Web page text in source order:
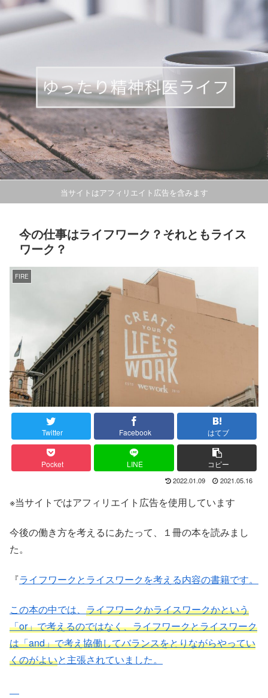
当サイトはアフィリエイト広告を含みます
今の仕事はライフワーク？それともライス
ワーク？
FIRE
Twitter Facebook はてブ
Pocket LINE コピー
2022.01.09 2021.05.16
※当サイトではアフィリエイト広告を使用しています
今後の働き方を考えるにあたって、１冊の本を読みまし
た。
『ライフワークとライスワークを考える内容の書籍です。
この本の中では、 ライフワークかライスワークかという
「or」で考えるのではなく、ライフワークとライスワーク
は「and」で考え協働してバランスをとりながらやってい
くのがよいと主張されていました。